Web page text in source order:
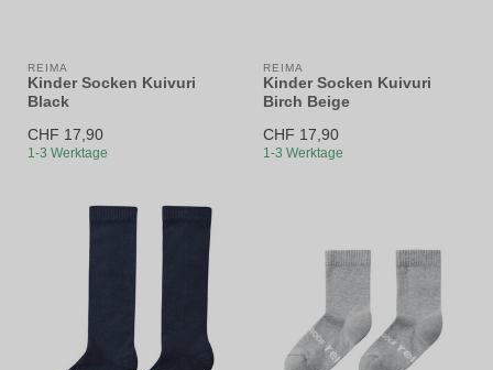
REIMA
Kinder Socken Kuivuri
Black
CHF 17,90
1-3 Werktage
REIMA
Kinder Socken Kuivuri
Birch Beige
CHF 17,90
1-3 Werktage